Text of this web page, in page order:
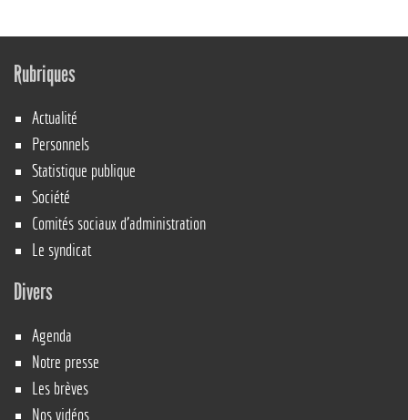
Rubriques
Actualité
Personnels
Statistique publique
Société
Comités sociaux d’administration
Le syndicat
Divers
Agenda
Notre presse
Les brèves
Nos vidéos